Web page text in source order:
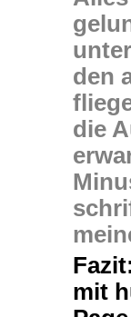
den
die
mit